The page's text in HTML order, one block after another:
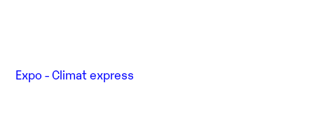
Expo - Climat express